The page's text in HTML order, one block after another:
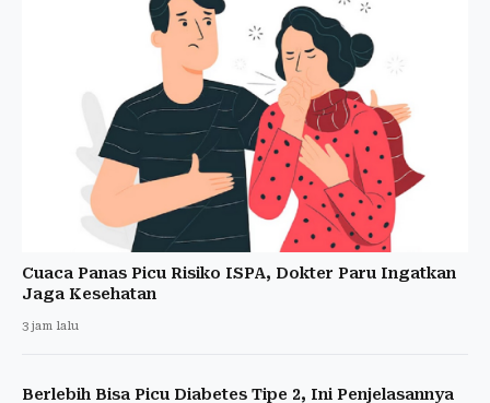
Cuaca Panas Picu Risiko ISPA, Dokter Paru Ingatkan
Jaga Kesehatan
3 jam lalu
Berlebih Bisa Picu Diabetes Tipe 2, Ini Penjelasannya